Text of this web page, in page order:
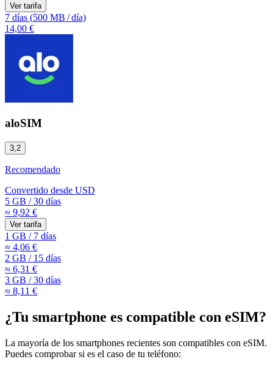
Ver tarifa
7 días (500 MB /día)
14,00 €
aloSIM
3,2
Recomendado
Convertido desde USD
5 GB /30 días
≈ 9,92 €
Ver tarifa
1 GB /7 días
≈ 4,06 €
2 GB /15 días
≈ 6,31 €
3 GB /30 días
≈ 8,11 €
¿Tu smartphone es compatible con eSIM?
La mayoría de los smartphones recientes son compatibles con eSIM.
Puedes comprobar si es el caso de tu teléfono: